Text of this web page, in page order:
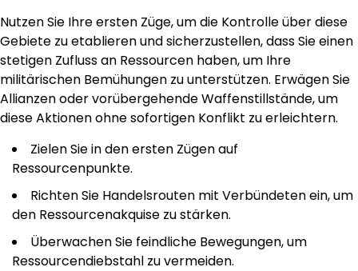
Nutzen Sie Ihre ersten Züge, um die Kontrolle über diese
Gebiete zu etablieren und sicherzustellen, dass Sie einen
stetigen Zufluss an Ressourcen haben, um Ihre
militärischen Bemühungen zu unterstützen. Erwägen Sie
Allianzen oder vorübergehende Waffenstillstände, um
diese Aktionen ohne sofortigen Konflikt zu erleichtern.
Zielen Sie in den ersten Zügen auf
Ressourcenpunkte.
Richten Sie Handelsrouten mit Verbündeten ein, um
den Ressourcenakquise zu stärken.
Überwachen Sie feindliche Bewegungen, um
Ressourcendiebstahl zu vermeiden.